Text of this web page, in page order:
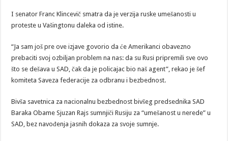
I senator Franc Klincevič smatra da je verzija ruske umešanosti u
proteste u Vašingtonu daleka od istine.
“Ja sam još pre ove izjave govorio da će Amerikanci obavezno
prebaciti svoj ozbiljan problem na nas: da su Rusi pripremili sve ovo
što se dešava u SAD, čak da je policajac bio naš agent”, rekao je šef
komiteta Saveza federacije za odbranu i bezbednost.
Bivša savetnica za nacionalnu bezbednost bivšeg predsednika SAD
Baraka Obame Sjuzan Rajs sumnjiči Rusiju za “umešanost u nerede” u
SAD, bez navođenja jasnih dokaza za svoje sumnje.